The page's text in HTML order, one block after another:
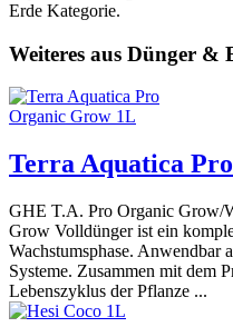
Erde Kategorie.
Weiteres aus Dünger &
Terra Aquatica
GHE T.A. Pro Organic Grow/
Grow Volldünger ist ein
Wachstumsphase. Anwendbar
Systeme. Zusammen mit dem
Lebenszyklus der Pflanze ...